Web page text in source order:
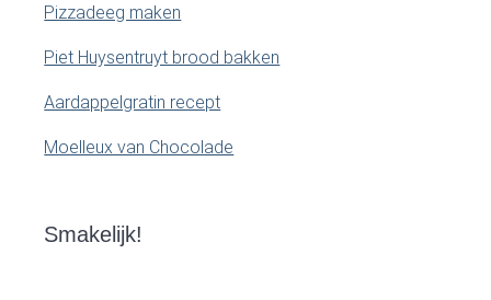
Pizzadeeg maken
Piet Huysentruyt brood bakken
Aardappelgratin recept
Moelleux van Chocolade
Smakelijk!